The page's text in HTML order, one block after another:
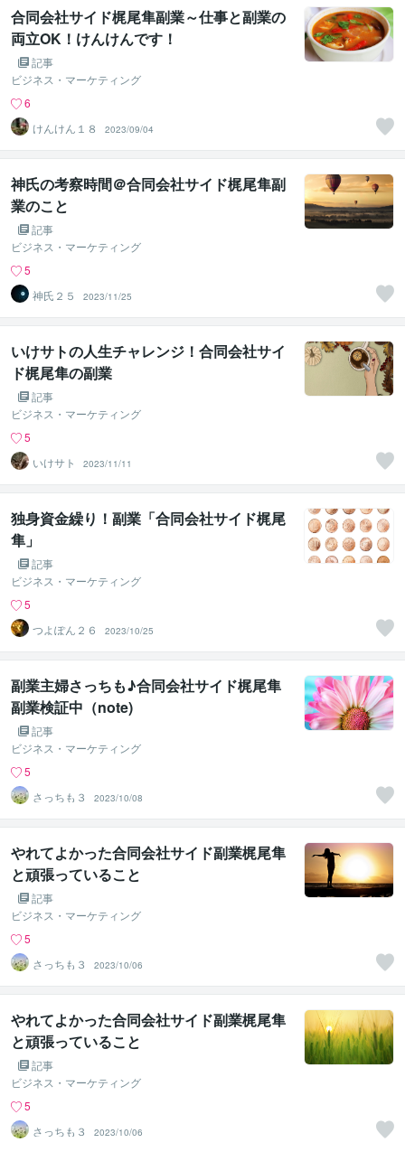
合同会社サイド梶尾隼副業～仕事と副業の
両立OK！けんけんです！
記事
ビジネス・マーケティング
6
けんけん１８
2023/09/04
神氏の考察時間＠合同会社サイド梶尾隼副
業のこと
記事
ビジネス・マーケティング
5
神氏２５
2023/11/25
いけサトの人生チャレンジ！合同会社サイ
ド梶尾隼の副業
記事
ビジネス・マーケティング
5
いけサト
2023/11/11
独身資金繰り！副業「合同会社サイド梶尾
隼」
記事
ビジネス・マーケティング
5
つよぽん２６
2023/10/25
副業主婦さっちも♪合同会社サイド梶尾隼
副業検証中（note)
記事
ビジネス・マーケティング
5
さっちも３
2023/10/08
やれてよかった合同会社サイド副業梶尾隼
と頑張っていること
記事
ビジネス・マーケティング
5
さっちも３
2023/10/06
やれてよかった合同会社サイド副業梶尾隼
と頑張っていること
記事
ビジネス・マーケティング
5
さっちも３
2023/10/06